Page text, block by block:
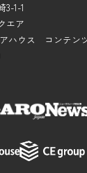
3-1-1
エア
ハウス コンテン